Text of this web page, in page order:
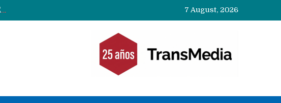
Solo China o Global: Cuáles Huawei MateBook, MatePad y Nova llegarán a Europa y LATAM?
Data Centers de Huawei en Chile, México, Brasil,Perú y Argentina podrían verse afectados por arremetida de EE.UU
7 August, 2026